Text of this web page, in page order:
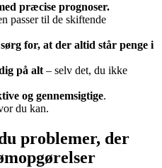
præcise prognoser.
passer til de skiftende
for, at der altid står penge i
på alt– selv det, du ikke
og gennemsigtige.
du kan.
problemer, der